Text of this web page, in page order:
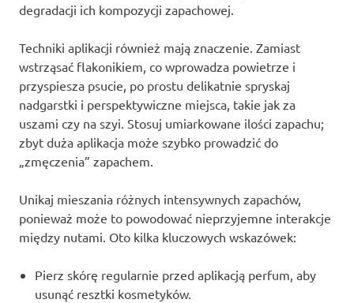
degradacji ich kompozycji zapachowej.
Techniki aplikacji również mają znaczenie. Zamiast
wstrząsać flakonikiem, co wprowadza powietrze i
przyspiesza psucie, po prostu delikatnie spryskaj
nadgarstki i perspektywiczne miejsca, takie jak za
uszami czy na szyi. Stosuj umiarkowane ilości zapachu;
zbyt duża aplikacja może szybko prowadzić do
„zmęczenia” zapachem.
Unikaj mieszania różnych intensywnych zapachów,
ponieważ może to powodować nieprzyjemne interakcje
między nutami. Oto kilka kluczowych wskazówek:
Pierz skórę regularnie przed aplikacją perfum, aby
usunąć resztki kosmetyków.